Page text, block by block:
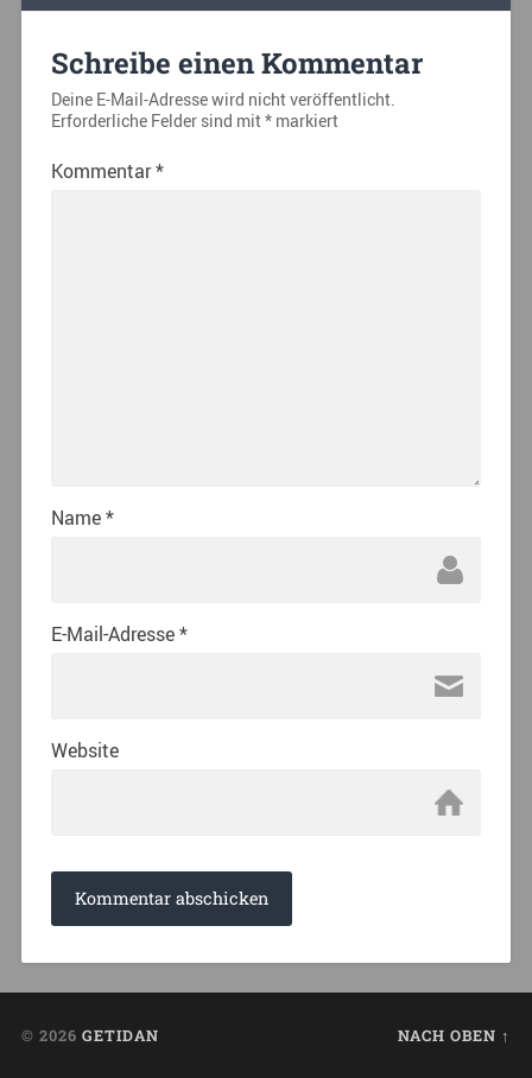
Schreibe einen Kommentar
Deine E-Mail-Adresse wird nicht veröffentlicht.
Erforderliche Felder sind mit*markiert
Kommentar*
Name*
E-Mail-Adresse*
Website
© 2026 GETIDAN NACH OBEN ↑